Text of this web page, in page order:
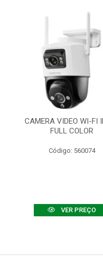
CAMERA VIDEO WI-FI
FULL COLOR
Código: 560074
VER PREÇO